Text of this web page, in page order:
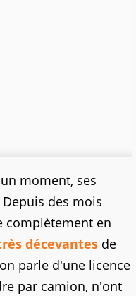
moment, ses
des mois
complètement en
décevantes de
parle d'une licence
par camion, n'ont